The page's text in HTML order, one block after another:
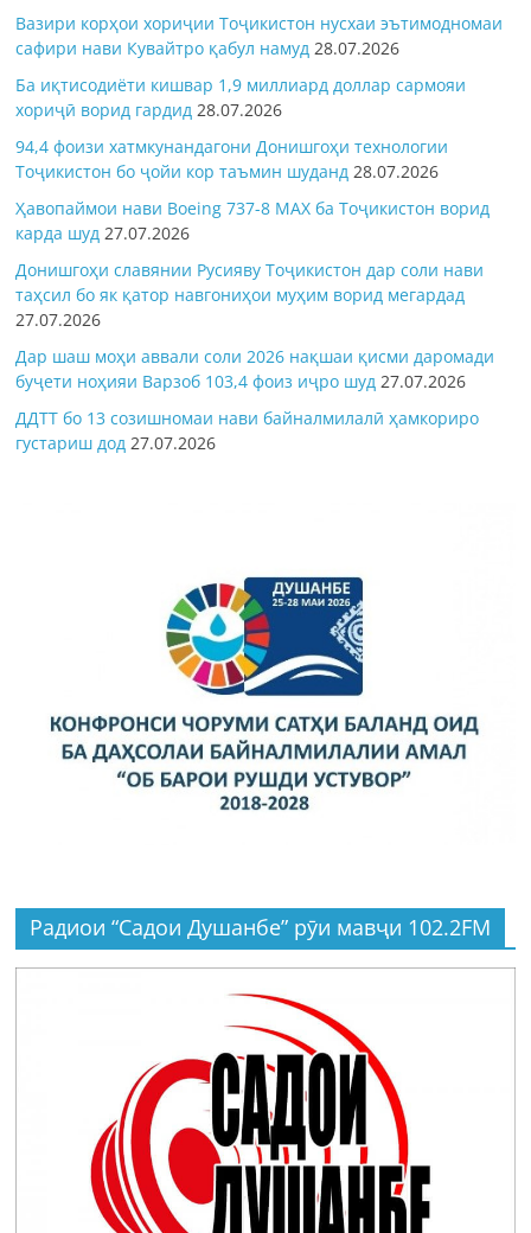
Вазири корҳои хориҷии Тоҷикистон нусхаи эътимодномаи
сафири нави Кувайтро қабул намуд 28.07.2026
Ба иқтисодиёти кишвар 1,9 миллиард доллар сармояи
хориҷӣ ворид гардид 28.07.2026
94,4 фоизи хатмкунандагони Донишгоҳи технологии
Тоҷикистон бо ҷойи кор таъмин шуданд 28.07.2026
Ҳавопаймои нави Boeing 737-8 MAX ба Тоҷикистон ворид
карда шуд 27.07.2026
Донишгоҳи славянии Русияву Тоҷикистон дар соли нави
таҳсил бо як қатор навгониҳои муҳим ворид мегардад
27.07.2026
Дар шаш моҳи аввали соли 2026 нақшаи қисми даромади
буҷети ноҳияи Варзоб 103,4 фоиз иҷро шуд 27.07.2026
ДДТТ бо 13 созишномаи нави байналмилалӣ ҳамкориро
густариш дод 27.07.2026
Радиои “Садои Душанбе” рӯи мавҷи 102.2FM